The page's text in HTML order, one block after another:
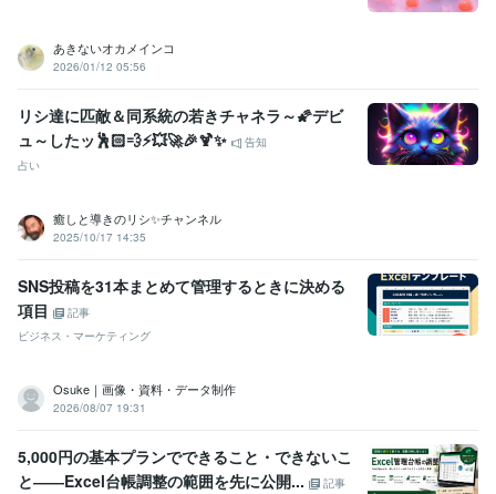
あきないオカメインコ
2026/01/12 05:56
リシ達に匹敵＆同系統の若きチャネラ～🌠デビ
ュ～したッ🕺🏻💨⚡💥🚀🎉🍹✨
告知
占い
癒しと導きのリシ✨チャンネル
2025/10/17 14:35
SNS投稿を31本まとめて管理するときに決める
項目
記事
ビジネス・マーケティング
Osuke｜画像・資料・データ制作
2026/08/07 19:31
5,000円の基本プランでできること・できないこ
と――Excel台帳調整の範囲を先に公開...
記事